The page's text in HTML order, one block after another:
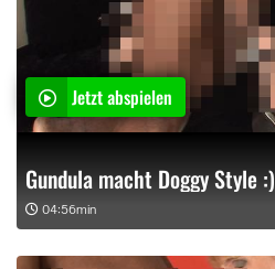
Jetzt abspielen
Gundula macht Doggy Style :)
04:56min